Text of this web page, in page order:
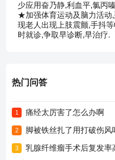
少应用奋乃静,利血平,氯丙
★加强体育运动及脑力活动
现老人出现上肢震颤,手抖
时就诊,争取早诊断,早治疗.
热门问答
1 痛经太厉害了怎么办啊
2 脚被铁丝扎了用打破伤风
3 乳腺纤维瘤手术后复发率